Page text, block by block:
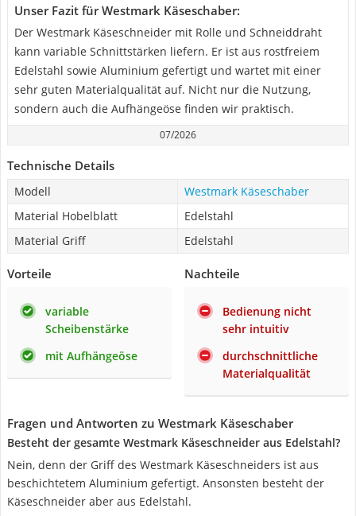
Unser Fazit für Westmark Käseschaber:
Der Westmark Käseschneider mit Rolle und Schneiddraht
kann variable Schnittstärken liefern. Er ist aus rostfreiem
Edelstahl sowie Aluminium gefertigt und wartet mit einer
sehr guten Materialqualität auf. Nicht nur die Nutzung,
sondern auch die Aufhängeöse finden wir praktisch.
07/2026
Technische Details
Modell
Westmark Käseschaber
Material Hobelblatt
Edelstahl
Material Griff
Edelstahl
Vorteile
variable
Scheibenstärke
mit Aufhängeöse
Nachteile
Bedienung nicht
sehr intuitiv
durchschnittliche
Materialqualität
Fragen und Antworten zu Westmark Käseschaber
Besteht der gesamte Westmark Käseschneider aus Edelstahl?
Nein, denn der Griff des Westmark Käseschneiders ist aus
beschichtetem Aluminium gefertigt. Ansonsten besteht der
Käseschneider aber aus Edelstahl.